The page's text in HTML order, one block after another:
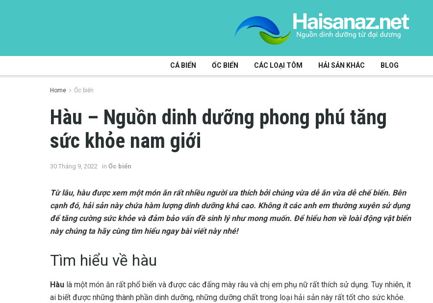
CÁ BIỂN ỐC BIỂN CÁC LOẠI TÔM HẢI SẢN KHÁC BLOG
Home Ốc biển
Hàu – Nguồn dinh dưỡng phong phú tăng
sức khỏe nam giới
30 Tháng 9, 2022 in Ốc biển
Từ lâu, hàu được xem một món ăn rất nhiều người ưa thích bởi chúng vừa dễ ăn vừa dễ chế biến. Bên
cạnh đó, hải sản này chứa hàm lượng dinh dưỡng khá cao. Không ít các anh em thường xuyên sử dụng
để tăng cường sức khỏe và đảm bảo vấn đề sinh lý như mong muốn. Để hiểu hơn về loài động vật biển
này chúng ta hãy cùng tìm hiểu ngay bài viết này nhé!
Tìm hiểu về hàu
Hàu là một món ăn rất phổ biến và được các đấng mày râu và chị em phụ nữ rất thích sử dụng. Tuy nhiên, ít
ai biết được những thành phần dinh dưỡng, những dưỡng chất trong loại hải sản này rất tốt cho sức khỏe.